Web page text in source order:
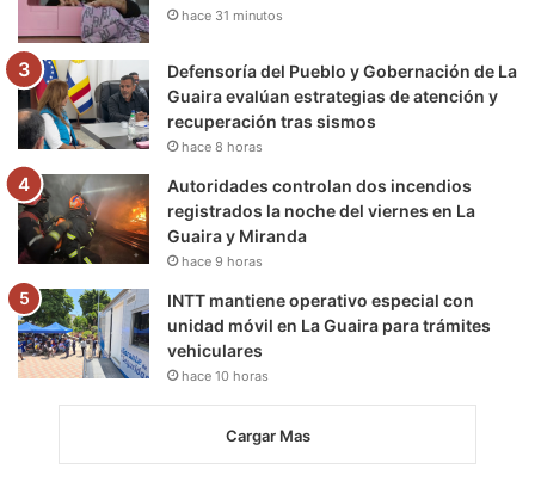
hace 31 minutos
Defensoría del Pueblo y Gobernación de La
Guaira evalúan estrategias de atención y
recuperación tras sismos
hace 8 horas
Autoridades controlan dos incendios
registrados la noche del viernes en La
Guaira y Miranda
hace 9 horas
INTT mantiene operativo especial con
unidad móvil en La Guaira para trámites
vehiculares
hace 10 horas
Cargar Mas